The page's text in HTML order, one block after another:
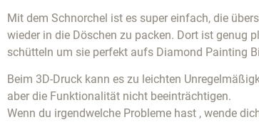
Mit dem Schnorchel ist es super einfach, die
wieder in die Döschen zu packen. Dort ist genug
schütteln um sie perfekt aufs Diamond Painting
Beim 3D-Druck kann es zu leichten
aber die Funktionalität nicht beeinträchtigen.
Wenn du irgendwelche Probleme hast , wende